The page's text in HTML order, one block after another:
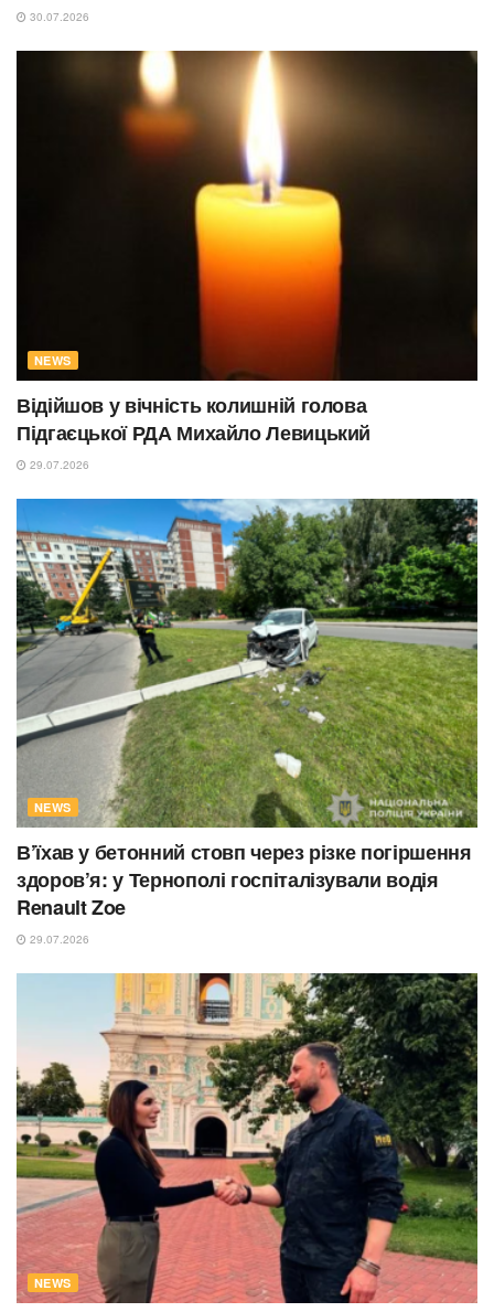
30.07.2026
NEWS
Відійшов у вічність колишній голова
Підгаєцької РДА Михайло Левицький
29.07.2026
NEWS
В’їхав у бетонний стовп через різке погіршення
здоров’я: у Тернополі госпіталізували водія
Renault Zoe
29.07.2026
NEWS